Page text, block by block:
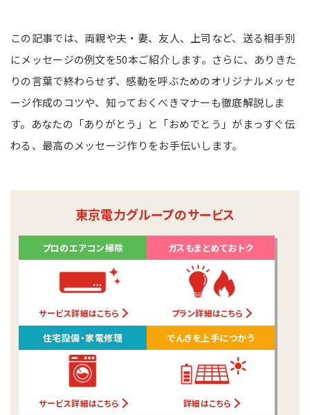
この記事では、両親や夫・妻、友人、上司など、送る相手別
にメッセージの例文を50本ご紹介します。さらに、ありきた
りの言葉で終わらせず、感動を呼ぶためのオリジナルメッセ
ージ作成のコツや、知っておくべきマナーも徹底解説しま
す。あなたの「ありがとう」と「おめでとう」がまっすぐ伝
わる、最高のメッセージ作りをお手伝いします。
東京電力グループのサービス
プロのエアコン掃除
サービス詳細はこちら
ガスもまとめておトク
プラン詳細はこちら
住宅設備・家電修理
サービス詳細はこちら
でんきを上手につかう
詳細はこちら